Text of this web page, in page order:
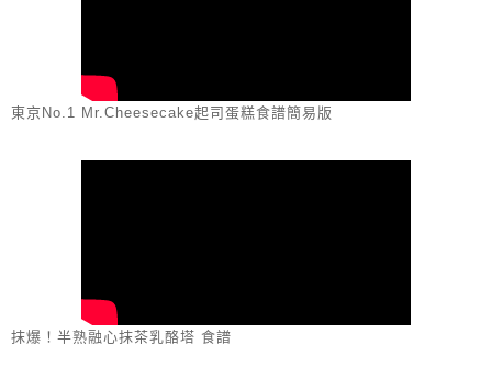
東京No.1 Mr.Cheesecake起司蛋糕食譜簡易版
抹爆！半熟融心抹茶乳酪塔 食譜